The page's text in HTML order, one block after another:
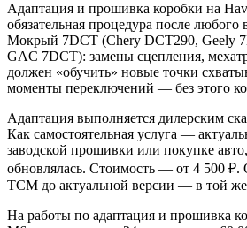
Адаптация и прошивка коробки на
обязательная процедура после любого
Мокрый 7DCT (Chery DCT290, Geely
GAC 7DCT): замены сцепления,
должен «обучить» новые точки
моменты переключений — без этого
Адаптация выполняется дилерским
Как самостоятельная услуга —
заводской прошивки или покупке
обновлялась. Стоимость — от 4 500
TCM до актуальной версии — в той
На работы по адаптация и прошивка